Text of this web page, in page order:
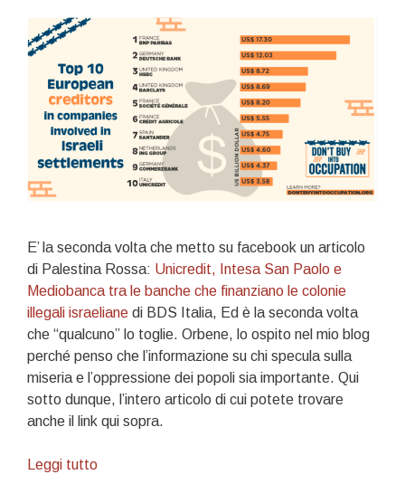
E’ la seconda volta che metto su facebook un articolo
di Palestina Rossa: Unicredit, Intesa San Paolo e
Mediobanca tra le banche che finanziano le colonie
illegali israeliane di BDS Italia, Ed è la seconda volta
che “qualcuno” lo toglie. Orbene, lo ospito nel mio blog
perché penso che l’informazione su chi specula sulla
miseria e l’oppressione dei popoli sia importante. Qui
sotto dunque, l’intero articolo di cui potete trovare
anche il link qui sopra.
Leggi tuttoBoicottare